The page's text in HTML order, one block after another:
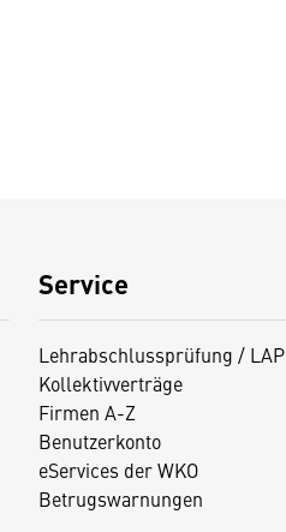
Service
Lehrabschlussprüfung / LAP
Kollektivverträge
Firmen A-Z
Benutzerkonto
eServices der WKO
Betrugswarnungen